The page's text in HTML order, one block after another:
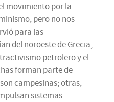
movimiento por la
pero no nos
para las
del noroeste de Grecia,
petrolero y el
forman parte de
campesinas; otras,
sistemas